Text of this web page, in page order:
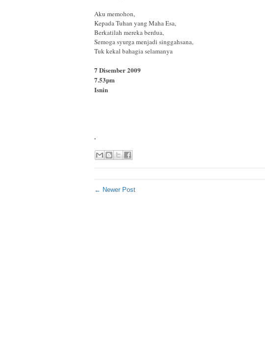
Aku memohon,
Kepada Tuhan yang Maha Esa,
Berkatilah mereka berdua,
Semoga syurga menjadi singgahsana,
Tuk kekal bahagia selamanya
7 Disember 2009
7.53pm
Isnin
.
← Newer Post